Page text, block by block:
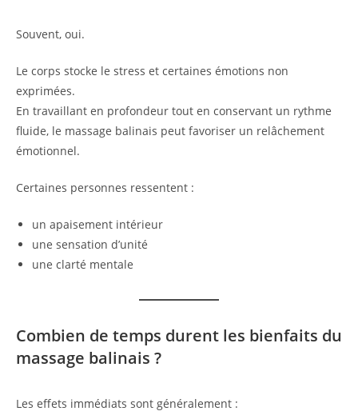
Souvent, oui.
Le corps stocke le stress et certaines émotions non
exprimées.
En travaillant en profondeur tout en conservant un rythme
fluide, le massage balinais peut favoriser un relâchement
émotionnel.
Certaines personnes ressentent :
un apaisement intérieur
une sensation d’unité
une clarté mentale
Combien de temps durent les bienfaits du
massage balinais ?
Les effets immédiats sont généralement :